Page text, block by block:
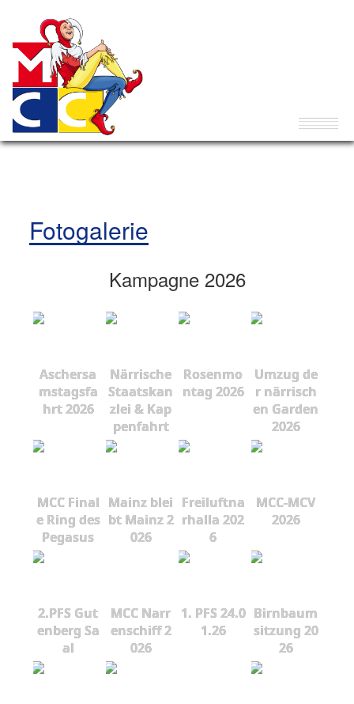
Fotogalerie
Kampagne 2026
Aschersa
mstagsfa
hrt 2026
Närrische
Staatskan
zlei & Kap
penfahrt
Rosenmo
ntag 2026
Umzug de
r närrisch
en Garden
2026
MCC Final
e Ring des
Pegasus
Mainz blei
bt Mainz 2
026
Freiluftna
rhalla 202
6
MCC-MCV
2026
2.PFS Gut
enberg Sa
al
MCC Narr
enschiff 2
026
1. PFS 24.0
1.26
Birnbaum
sitzung 20
26